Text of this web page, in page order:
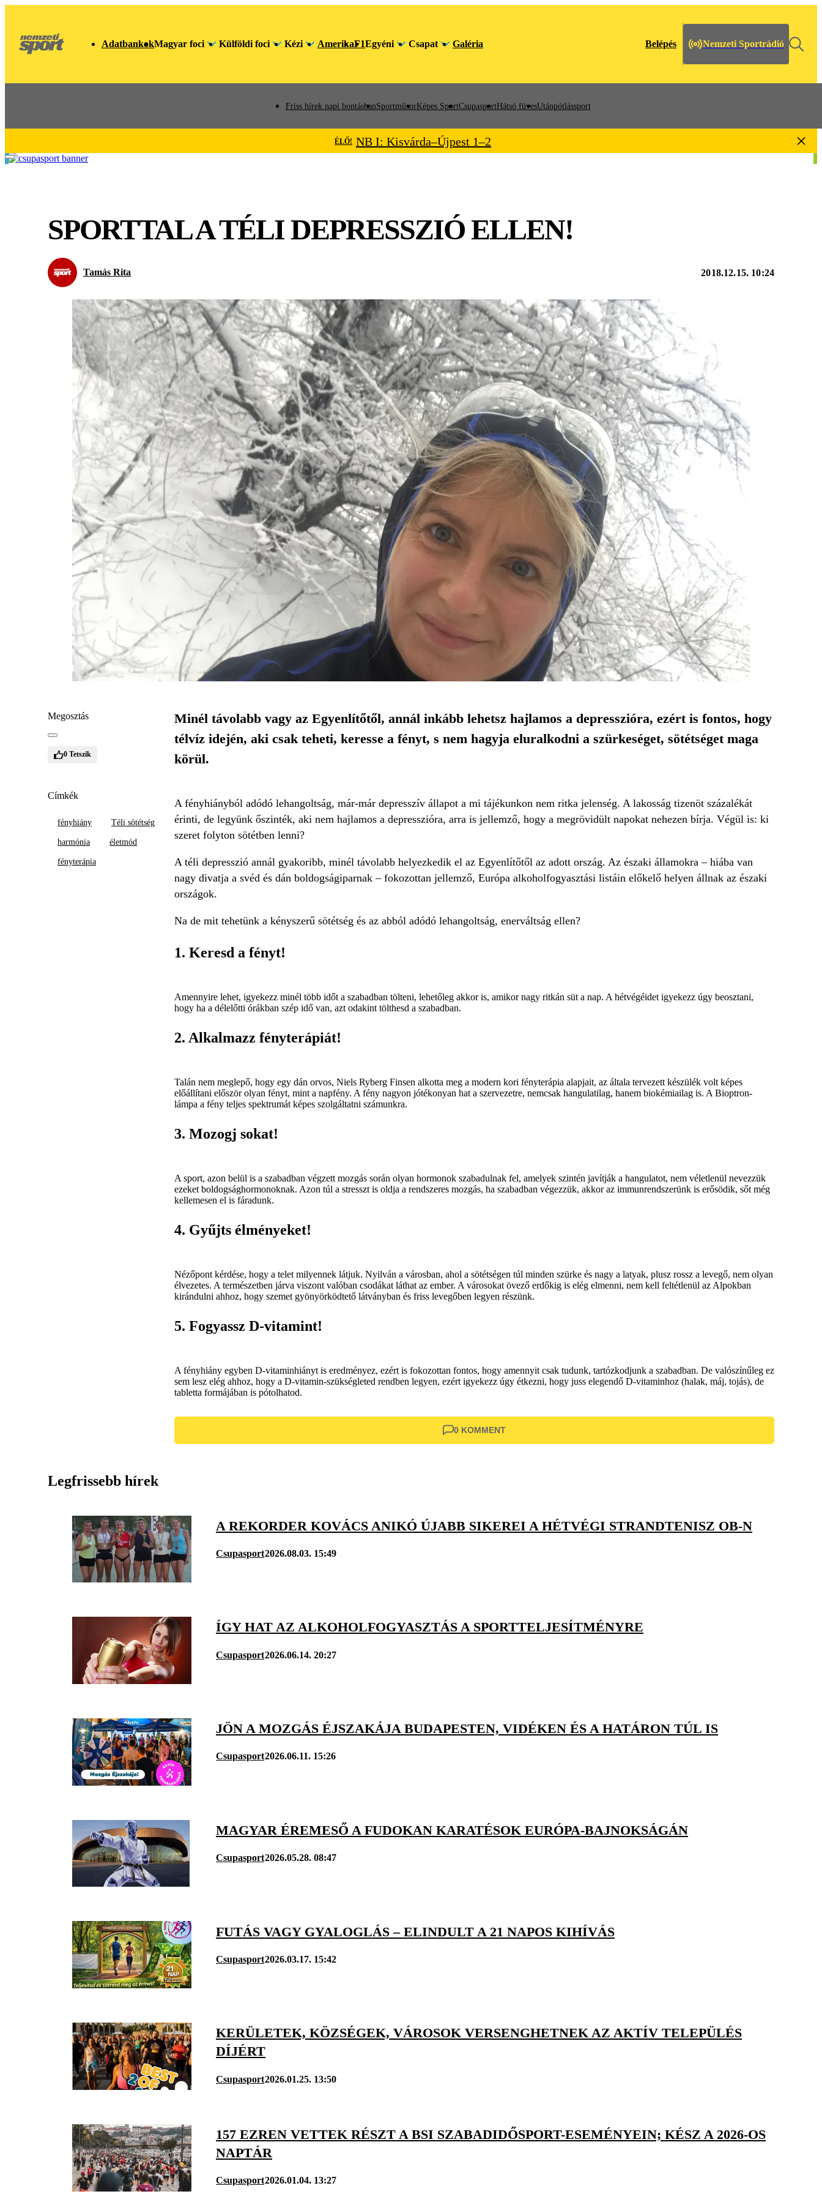
AdatbankokMagyar foci Külföldi foci Kézi AmerikaF1Egyéni Csapat Galéria Belépés Nemzeti Sportrádió
Friss hírek napi bontásbanSportműsorKépes SportCsupasportHátsó füvesUtánpótlássport
ÉLŐ! NB I: Kisvárda–Újpest 1–2
SPORTTAL A TÉLI DEPRESSZIÓ ELLEN!
Tamás Rita 2018.12.15. 10:24
Megosztás
0 Tetszik
Címkék
fényhiány Téli sötétség
harmónia életmód
fényterápia
Minél távolabb vagy az Egyenlítőtől, annál inkább lehetsz hajlamos a depresszióra, ezért is fontos, hogy
télvíz idején, aki csak teheti, keresse a fényt, s nem hagyja eluralkodni a szürkeséget, sötétséget maga
körül.
A fényhiányból adódó lehangoltság, már-már depresszív állapot a mi tájékunkon nem ritka jelenség. A lakosság tizenöt százalékát
érinti, de legyünk őszinték, aki nem hajlamos a depresszióra, arra is jellemző, hogy a megrövidült napokat nehezen bírja. Végül is: ki
szeret folyton sötétben lenni?
A téli depresszió annál gyakoribb, minél távolabb helyezkedik el az Egyenlítőtől az adott ország. Az északi államokra – hiába van
nagy divatja a svéd és dán boldogságiparnak – fokozottan jellemző, Európa alkoholfogyasztási listáin előkelő helyen állnak az északi
országok.
Na de mit tehetünk a kényszerű sötétség és az abból adódó lehangoltság, enerváltság ellen?
1. Keresd a fényt!
Amennyire lehet, igyekezz minél több időt a szabadban tölteni, lehetőleg akkor is, amikor nagy ritkán süt a nap. A hétvégéidet igyekezz úgy beosztani,
hogy ha a délelőtti órákban szép idő van, azt odakint tölthesd a szabadban.
2. Alkalmazz fényterápiát!
Talán nem meglepő, hogy egy dán orvos, Niels Ryberg Finsen alkotta meg a modern kori fényterápia alapjait, az általa tervezett készülék volt képes
előállítani először olyan fényt, mint a napfény. A fény nagyon jótékonyan hat a szervezetre, nemcsak hangulatilag, hanem biokémiailag is. A Bioptron-
lámpa a fény teljes spektrumát képes szolgáltatni számunkra.
3. Mozogj sokat!
A sport, azon belül is a szabadban végzett mozgás során olyan hormonok szabadulnak fel, amelyek szintén javítják a hangulatot, nem véletlenül nevezzük
ezeket boldogsághormonoknak. Azon túl a stresszt is oldja a rendszeres mozgás, ha szabadban végezzük, akkor az immunrendszerünk is erősödik, sőt még
kellemesen el is fáradunk.
4. Gyűjts élményeket!
Nézőpont kérdése, hogy a telet milyennek látjuk. Nyilván a városban, ahol a sötétségen túl minden szürke és nagy a latyak, plusz rossz a levegő, nem olyan
élvezetes. A természetben járva viszont valóban csodákat láthat az ember. A városokat övező erdőkig is elég elmenni, nem kell feltétlenül az Alpokban
kirándulni ahhoz, hogy szemet gyönyörködtető látványban és friss levegőben legyen részünk.
5. Fogyassz D-vitamint!
A fényhiány egyben D-vitaminhiányt is eredményez, ezért is fokozottan fontos, hogy amennyit csak tudunk, tartózkodjunk a szabadban. De valószínűleg ez
sem lesz elég ahhoz, hogy a D-vitamin-szükségleted rendben legyen, ezért igyekezz úgy étkezni, hogy juss elegendő D-vitaminhoz (halak, máj, tojás), de
tabletta formájában is pótolhatod.
0 KOMMENT
Legfrissebb hírek
A REKORDER KOVÁCS ANIKÓ ÚJABB SIKEREI A HÉTVÉGI STRANDTENISZ OB-N
Csupasport2026.08.03. 15:49
ÍGY HAT AZ ALKOHOLFOGYASZTÁS A SPORTTELJESÍTMÉNYRE
Csupasport2026.06.14. 20:27
JÖN A MOZGÁS ÉJSZAKÁJA BUDAPESTEN, VIDÉKEN ÉS A HATÁRON TÚL IS
Csupasport2026.06.11. 15:26
MAGYAR ÉREMESŐ A FUDOKAN KARATÉSOK EURÓPA-BAJNOKSÁGÁN
Csupasport2026.05.28. 08:47
FUTÁS VAGY GYALOGLÁS – ELINDULT A 21 NAPOS KIHÍVÁS
Csupasport2026.03.17. 15:42
KERÜLETEK, KÖZSÉGEK, VÁROSOK VERSENGHETNEK AZ AKTÍV TELEPÜLÉS
DÍJÉRT
Csupasport2026.01.25. 13:50
157 EZREN VETTEK RÉSZT A BSI SZABADIDŐSPORT-ESEMÉNYEIN; KÉSZ A 2026-OS
NAPTÁR
Csupasport2026.01.04. 13:27